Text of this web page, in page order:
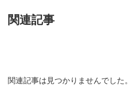
関連記事
関連記事は見つかりませんでした。